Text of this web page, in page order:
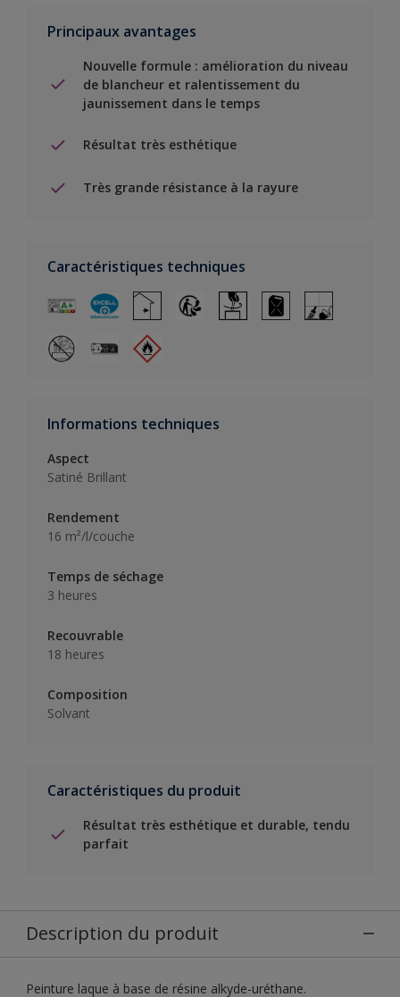
Principaux avantages
Nouvelle formule : amélioration du niveau
de blancheur et ralentissement du
jaunissement dans le temps
Résultat très esthétique
Très grande résistance à la rayure
Caractéristiques techniques
Informations techniques
Aspect
Satiné Brillant
Rendement
16 m²/l/couche
Temps de séchage
3 heures
Recouvrable
18 heures
Composition
Solvant
Caractéristiques du produit
Résultat très esthétique et durable, tendu
parfait
Description du produit
Peinture laque à base de résine alkyde-uréthane.